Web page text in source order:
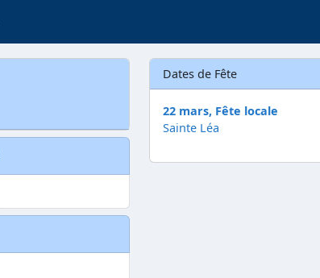
Dates de Fête
22 mars, Fête locale
Sainte Léa